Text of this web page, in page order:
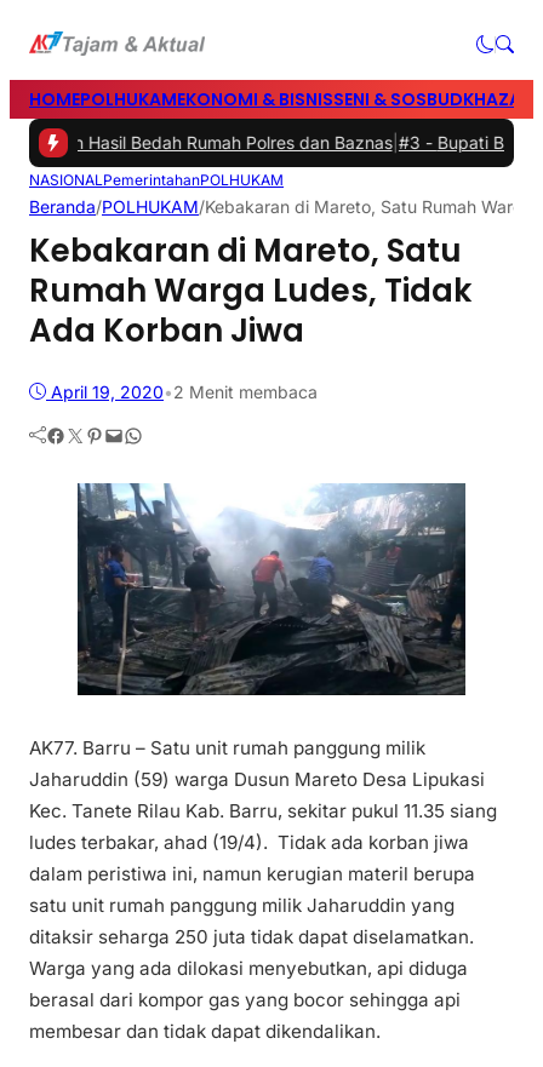
HOMEPOLHUKAMEKONOMI & BISNISSENI & SOSBUD
Hasil Bedah Rumah Polres dan Baznas |#3 -Bupati Barru Buka
NASIONALPemerintahanPOLHUKAM
Beranda/POLHUKAM/Kebakaran di Mareto, Satu Rumah
Kebakaran di Mareto, Satu
Rumah Warga Ludes, Tidak
Ada Korban Jiwa
April 19, 2020•2 Menit membaca
Facebook Twitter Pinterest Mail WhatsApp
AK77. Barru – Satu unit rumah panggung milik
Jaharuddin (59) warga Dusun Mareto Desa Lipukasi
Kec. Tanete Rilau Kab. Barru, sekitar pukul 11.35 siang
ludes terbakar, ahad (19/4). Tidak ada korban jiwa
dalam peristiwa ini, namun kerugian materil berupa
satu unit rumah panggung milik Jaharuddin yang
ditaksir seharga 250 juta tidak dapat diselamatkan.
Warga yang ada dilokasi menyebutkan, api diduga
berasal dari kompor gas yang bocor sehingga api
membesar dan tidak dapat dikendalikan.